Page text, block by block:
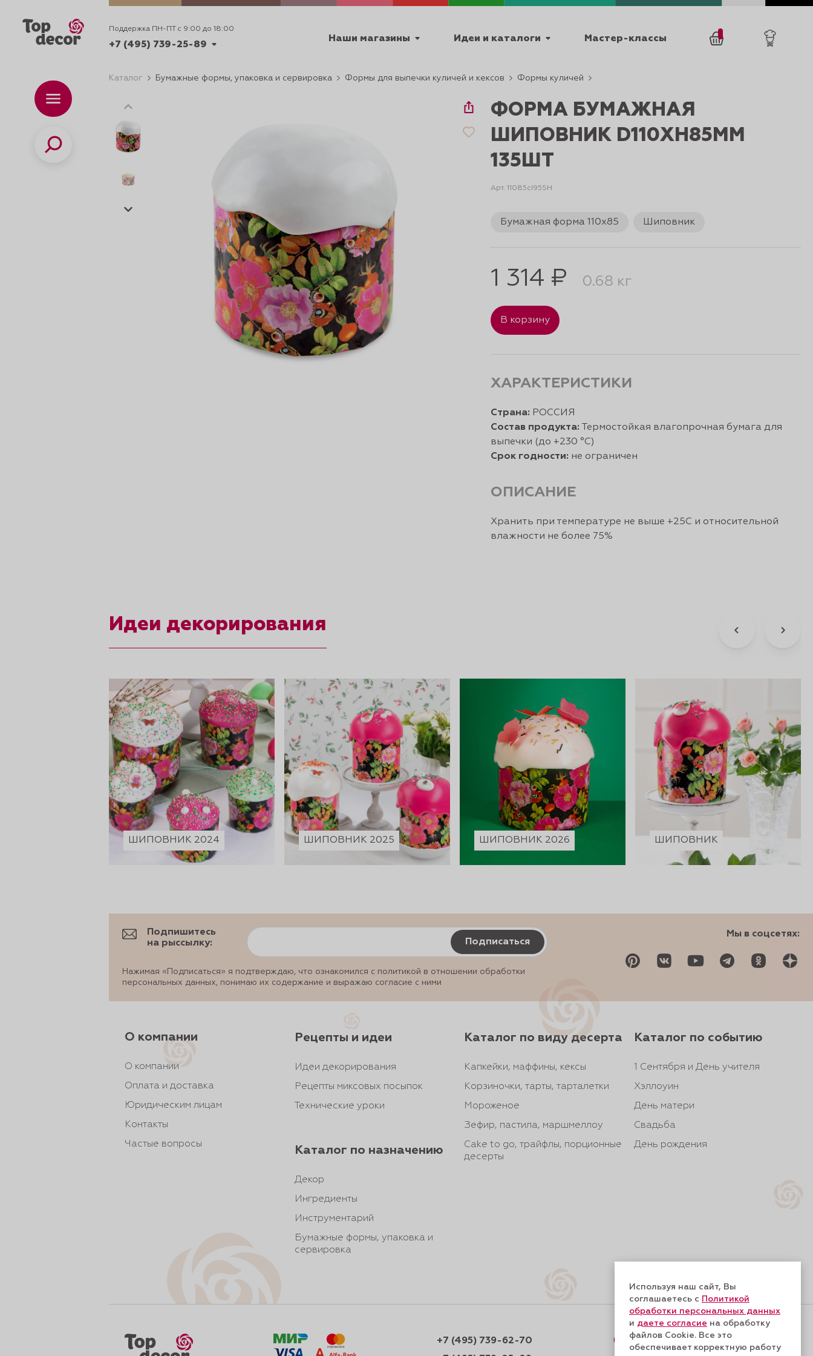
Поддержка ПН-ПТ с 9:00 до 18:00
+7 (495) 739-25-89
Наши магазины Идеи и каталоги
ДЕКОРИРОВАНИЯ
Мастер-классы
Каталог
Поиск
Каталог Бумажные формы, упаковка и сервировка Формы для выпечки куличей и кексов Формы куличей
ФОРМА БУМАЖНАЯ
ШИПОВНИК D110XH85ММ
135ШТ
Арт. 11085cI95SH
Бумажная форма 110х85 Шиповник
1 314 ₽
В корзину
0.68 кг
ОПИСАНИЕ
ХАРАКТЕРИСТИКИ
Хранить при температуре не выше +25С и относительной
влажности не более 75%
Страна: РОССИЯ
Состав продукта: Термостойкая влагопрочная бумага для
выпечки (до +230 °С)
Срок годности: не ограничен
Идеи декорирования
ШИПОВНИК 2024 ШИПОВНИК 2025 ШИПОВНИК 2026 ШИПОВНИК
Подпишитесь
на рыссылку:
Подписаться
Нажимая «Подписаться» я подтверждаю, что ознакомился с политикой в отношении обработки
персональных данных, понимаю их содержание и выражаю согласие с ними
Мы в соцсетях:
О компании
О компании
Оплата и доставка
Юридическим лицам
Контакты
Частые вопросы
Рецепты и идеи
Идеи декорирования
Рецепты миксовых посыпок
Технические уроки
Каталог по назначению
Декор
Ингредиенты
Инструментарий
Бумажные формы, упаковка и
сервировка
Каталог по виду десерта
Капкейки, маффины, кексы
Корзиночки, тарты, тарталетки
Мороженое
Зефир, пастила, маршмеллоу
Cake to go, трайфлы, порционные
десерты
Каталог по событию
1 Сентября и День учителя
Хэллоуин
День матери
Свадьба
День рождения
+7 (495) 739-62-70
Форма обратной связи
Используя наш сайт, Вы
соглашаетесь с Политикой
обработки персональных данных
и даете согласие на обработку
файлов Cookie. Все это
обеспечивает корректную работу